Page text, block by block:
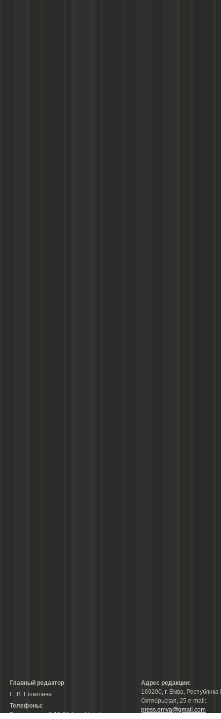
Главный редактор
Е. В. Ешкилева
Телефоны:
Гл. редактор: 2-15-31 (тел./факс);
Адрес редакции:
169200, г. Емва, Республика
Октябрьская, 25 е-mail:
press.emva@gmail.com